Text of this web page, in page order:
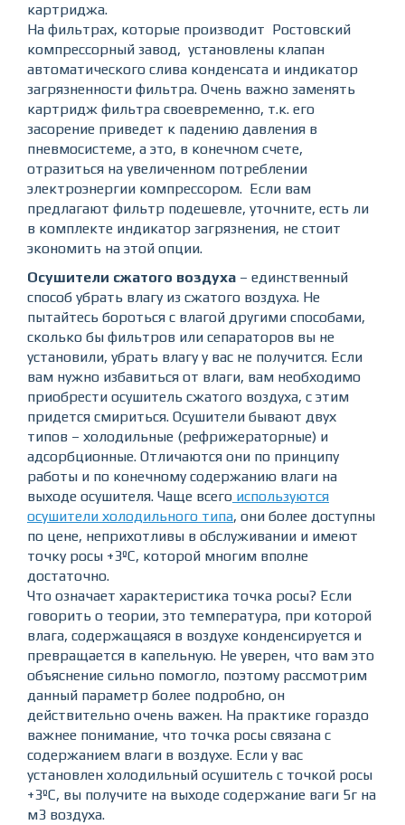
картриджа.
На фильтрах, которые производит Ростовский
компрессорный завод, установлены клапан
автоматического слива конденсата и индикатор
загрязненности фильтра. Очень важно заменять
картридж фильтра своевременно, т.к. его
засорение приведет к падению давления в
пневмосистеме, а это, в конечном счете,
отразиться на увеличенном потреблении
электроэнергии компрессором. Если вам
предлагают фильтр подешевле, уточните, есть ли
в комплекте индикатор загрязнения, не стоит
экономить на этой опции.
Осушители сжатого воздуха – единственный
способ убрать влагу из сжатого воздуха. Не
пытайтесь бороться с влагой другими способами,
сколько бы фильтров или сепараторов вы не
установили, убрать влагу у вас не получится. Если
вам нужно избавиться от влаги, вам необходимо
приобрести осушитель сжатого воздуха, с этим
придется смириться. Осушители бывают двух
типов – холодильные (рефрижераторные) и
адсорбционные. Отличаются они по принципу
работы и по конечному содержанию влаги на
выходе осушителя. Чаще всего используются
осушители холодильного типа, они более доступны
по цене, неприхотливы в обслуживании и имеют
точку росы +3ºС, которой многим вполне
достаточно.
Что означает характеристика точка росы? Если
говорить о теории, это температура, при которой
влага, содержащаяся в воздухе конденсируется и
превращается в капельную. Не уверен, что вам это
объяснение сильно помогло, поэтому рассмотрим
данный параметр более подробно, он
действительно очень важен. На практике гораздо
важнее понимание, что точка росы связана с
содержанием влаги в воздухе. Если у вас
установлен холодильный осушитель с точкой росы
+3ºС, вы получите на выходе содержание ваги 5г на
м3 воздуха.